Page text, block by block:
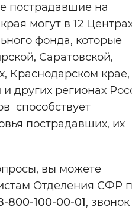
пострадавшие на
могут в 12
фонда, которые
Саратовской,
Краснодарском крае,
других регионах
способствует
пострадавших, их
вы можете
Отделения СФР
800-100-00-01, звонок